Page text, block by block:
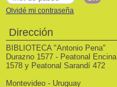
Olvidé mi contraseña
Dirección
BIBLIOTECA "Antonio Pena"
Durazno 1577 - Peatonal Encina
1578 y Peatonal Sarandí 472
Montevideo - Uruguay